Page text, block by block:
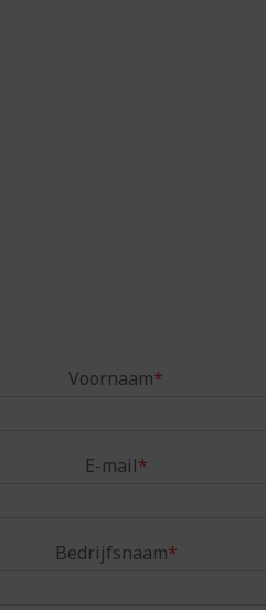
Voornaam*
E-mail*
Bedrijfsnaam*